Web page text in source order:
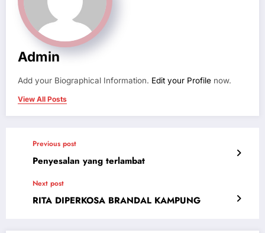
Admin
Add your Biographical Information. Edit your Profile now.
View All Posts
Previous post
Penyesalan yang terlambat
Next post
RITA DIPERKOSA BRANDAL KAMPUNG